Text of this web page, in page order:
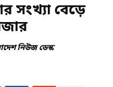
সংখ্যা বেড়ে
নিউজ ডেস্ক